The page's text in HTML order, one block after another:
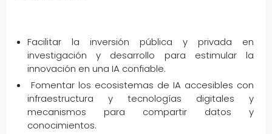
Facilitar la inversión pública y privada en
investigación y desarrollo para estimular la
innovación en una IA confiable.
Fomentar los ecosistemas de IA accesibles con
infraestructura y tecnologías digitales y
mecanismos para compartir datos y
conocimientos.